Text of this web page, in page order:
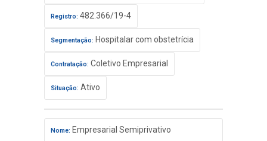
Registro: 482.366/19-4
Segmentação: Hospitalar com obstetrícia
Contratação: Coletivo Empresarial
Situação: Ativo
Nome: Empresarial Semiprivativo